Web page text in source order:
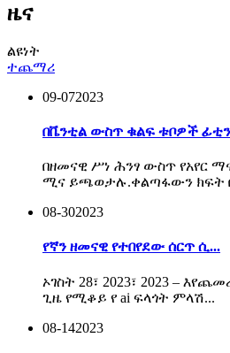
ዜና
ልዩነት
ተጨማሪ
09-072023
በቬንቲል ውስጥ ቁልፍ ቱቦዎች
በዘመናዊ ሥነ ሕንፃ ውስጥ የአየር
ሚና ይጫወታሉ.ቀልጣፋውን ክፍት
08-302023
የኛን ዘመናዊ የተበየደው ሰርጥ ሲ...
ኦገስት 28፣ 2023፣ 2023 –
ጊዜ የሚቆይ የ ai ፍላጎት ምላሽ...
08-142023